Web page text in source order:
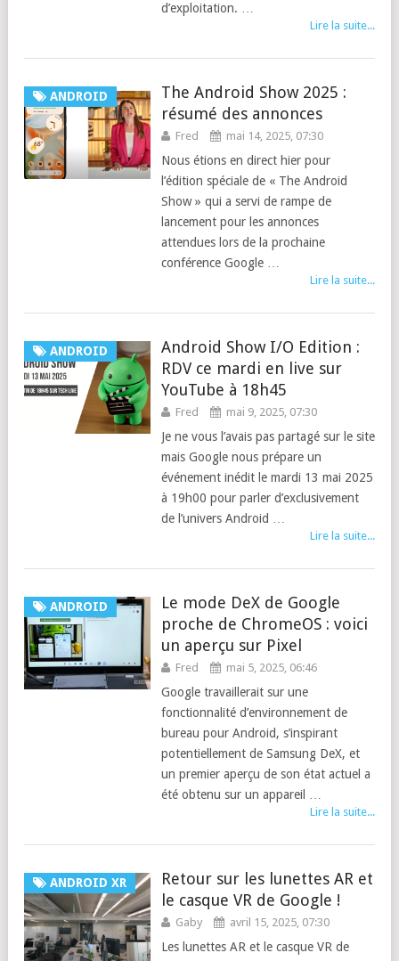
d’exploitation. …
Lire la suite...
ANDROID
The Android Show 2025 :
résumé des annonces
Fred mai 14, 2025, 07:30
Nous étions en direct hier pour
l’édition spéciale de « The Android
Show » qui a servi de rampe de
lancement pour les annonces
attendues lors de la prochaine
conférence Google …
Lire la suite...
ANDROID
Android Show I/O Edition :
RDV ce mardi en live sur
YouTube à 18h45
Fred mai 9, 2025, 07:30
Je ne vous l’avais pas partagé sur le site
mais Google nous prépare un
événement inédit le mardi 13 mai 2025
à 19h00 pour parler d’exclusivement
de l’univers Android …
Lire la suite...
ANDROID
Le mode DeX de Google
proche de ChromeOS : voici
un aperçu sur Pixel
Fred mai 5, 2025, 06:46
Google travaillerait sur une
fonctionnalité d’environnement de
bureau pour Android, s’inspirant
potentiellement de Samsung DeX, et
un premier aperçu de son état actuel a
été obtenu sur un appareil …
Lire la suite...
ANDROID XR
Retour sur les lunettes AR et
le casque VR de Google !
Gaby avril 15, 2025, 07:30
Les lunettes AR et le casque VR de